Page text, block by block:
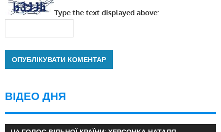
Type the text displayed above:
ВІДЕО ДНЯ